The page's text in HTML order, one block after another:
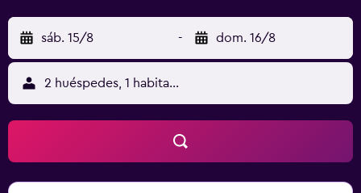
sáb. 15/8 - dom. 16/8
2 huéspedes, 1 habitación